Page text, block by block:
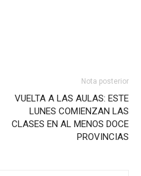
Nota posterior
VUELTA A LAS AULAS: ESTE
LUNES COMIENZAN LAS
CLASES EN AL MENOS DOCE
PROVINCIAS